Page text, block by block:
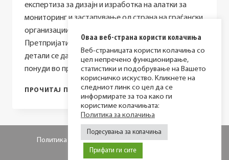
експертиза за дизајн и изработка на алатки за
мониторинг и застапување од страна на граѓански
организации на полетот на Поглавје 20 –
Претпријатија и индустриска политика. Повеќе
детали се дадени во барањето за прибирање на
понуди во прилог. Краен…
ПРОЧИТАЈ ПОВЕЌЕБАРАЊЕ
ЗА
ПРИБИРАЊЕ
НА
ПОНУДИ
ЗА
НАБАВКА
Политика за приватност Политика за колачиња
Оваа веб-страна користи колачиња
Веб-страницата користи колачиња со
цел непречено функционирање,
статистики и подобрување на Вашето
корисничко искуство. Кликнете на
следниот линк со цел да се
информирате за тоа како ги
користиме колачињата:
Политика за колачиња
Подесувања за колачиња
Прифати ги сите